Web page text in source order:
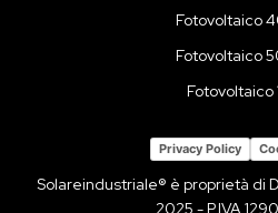
Fotovoltaico
Fotovoltaico
Fotovoltaico
Privacy Policy
Solareindustriale® è proprietà di
2025 - P.IVA